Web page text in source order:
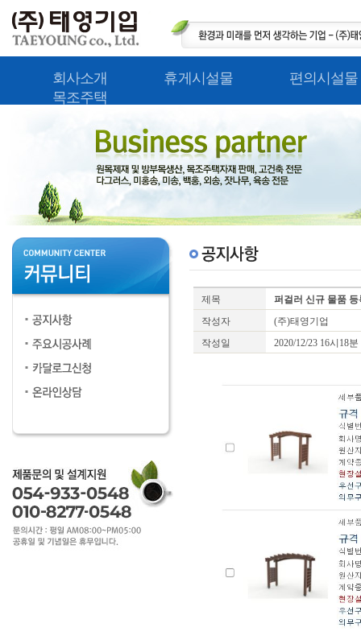
회사소개 휴게시설물
편의시설물
목조주택
제목
퍼걸러 신규 물품 등
작성자
(주)태영기업
작성일
2020/12/23 16시18분